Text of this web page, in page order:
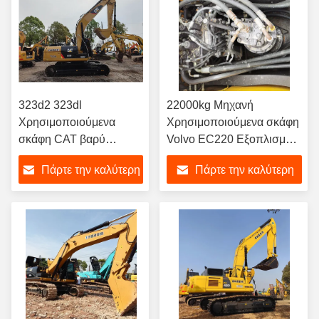
323d2 323dl
Χρησιμοποιούμενα
σκάφη CAT βαρύ
μηχάνημα 22500kg
Χρησιμοποιούμενα
σκάφη
Πάρτε την καλύτερη
22000kg Μηχανή
Χρησιμοποιούμενα σκάφη
Volvo EC220 Εξοπλισμός
εκσκαφής γης 22T
Πάρτε την καλύτερη